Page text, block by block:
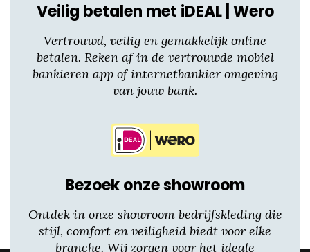
Veilig betalen met iDEAL | Wero
Vertrouwd, veilig en gemakkelijk online
betalen. Reken af in de vertrouwde mobiel
bankieren app of internetbankier omgeving
van jouw bank.
Bezoek onze showroom
Ontdek in onze showroom bedrijfskleding die
stijl, comfort en veiligheid biedt voor elke
branche. Wij zorgen voor het ideale